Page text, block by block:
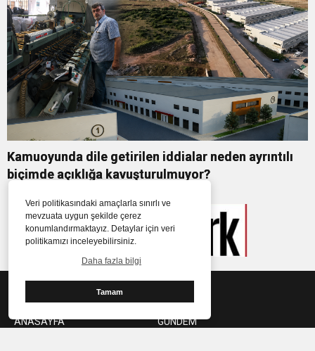
Veri politikasındaki amaçlarla sınırlı ve
mevzuata uygun şekilde çerez
konumlandırmaktayız. Detaylar için veri
politikamızı inceleyebilirsiniz.
Daha fazla bilgi
Tamam
Kamuoyunda dile getirilen iddialar neden ayrıntılı
biçimde açıklığa kavuşturulmuyor?
ANASAYFA
GÜNDEM